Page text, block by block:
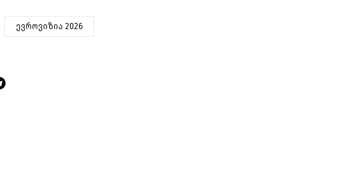
ევროვიზია 2026